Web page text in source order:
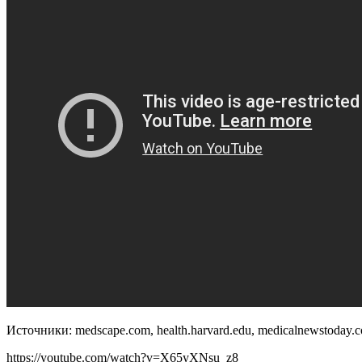
Источники: medscape.com, health.harvard.edu,
https://youtube.com/watch?v=X65yXNsu_z8